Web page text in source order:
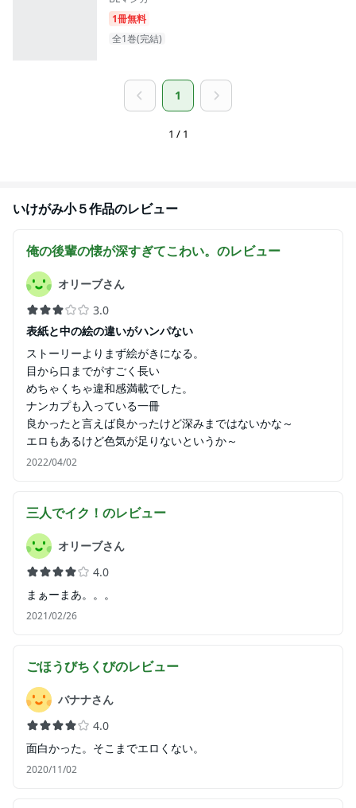
1冊無料
全1巻(完結)
1
1 / 1
いけがみ小５作品のレビュー
俺の後輩の懐が深すぎてこわい。 のレビュー
オリーブさん
3.0
表紙と中の絵の違いがハンパない
ストーリーよりまず絵がきになる。
目から口までがすごく長い
めちゃくちゃ違和感満載でした。
ナンカプも入っている一冊
良かったと言えば良かったけど深みまではないかな～
エロもあるけど色気が足りないというか～
2022/04/02
三人でイク！ のレビュー
オリーブさん
4.0
まぁーまあ。。。
2021/02/26
ごほうびちくびのレビュー
バナナさん
4.0
面白かった。そこまでエロくない。
2020/11/02